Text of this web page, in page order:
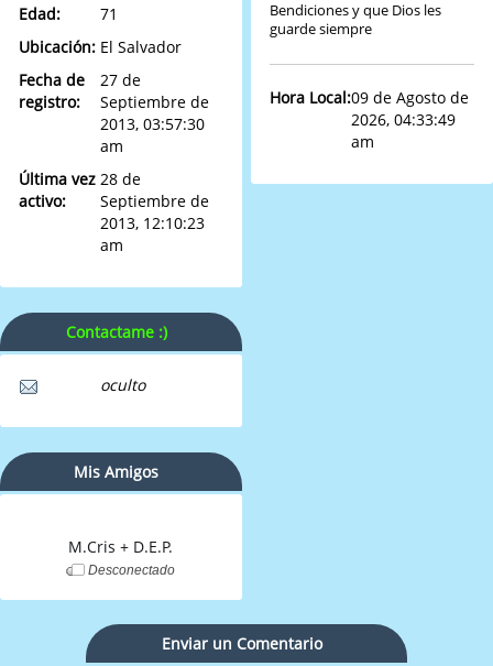
Edad:
71
Ubicación: El Salvador
Fecha de
registro:
27 de
Septiembre de
2013, 03:57:30
am
Última vez
activo:
28 de
Septiembre de
2013, 12:10:23
am
Contactame :)
oculto
Mis Amigos
M.Cris + D.E.P.
Desconectado
Bendiciones y que Dios les
guarde siempre
Hora Local:09 de Agosto de
2026, 04:33:49
am
Enviar un Comentario